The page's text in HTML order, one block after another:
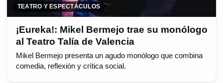
TEATRO Y ESPECTÁCULOS
¡Eureka!: Mikel Bermejo trae su monólogo
al Teatro Talía de Valencia
Mikel Bermejo presenta un agudo monólogo que combina
comedia, reflexión y crítica social.